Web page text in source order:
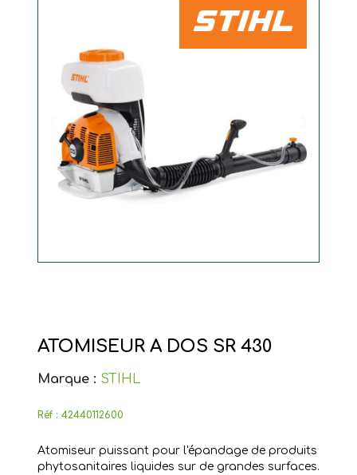
ATOMISEUR A DOS SR 430
Marque : STIHL
Réf : 42440112600
Atomiseur puissant pour l'épandage de produits
phytosanitaires liquides sur de grandes surfaces.